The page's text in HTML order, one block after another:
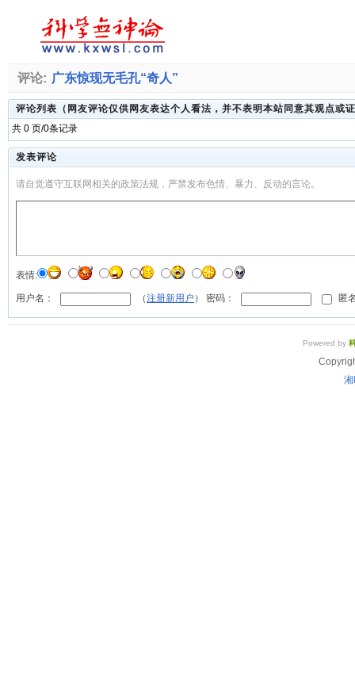
评论: 广东惊现无毛孔“奇人”
评论列表（网友评论仅供网友表达个人看法，并不表明本站同意其观点或
共 0 页/0条记录
发表评论
请自觉遵守互联网相关的政策法规，严禁发布色情、暴力、反动的言论。
表情:
用户名： （注册新用户 ） 密码： 匿
Powered by